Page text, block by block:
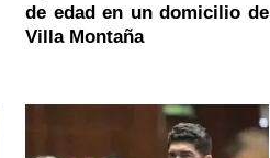
de edad en un domicilio de
Villa Montaña